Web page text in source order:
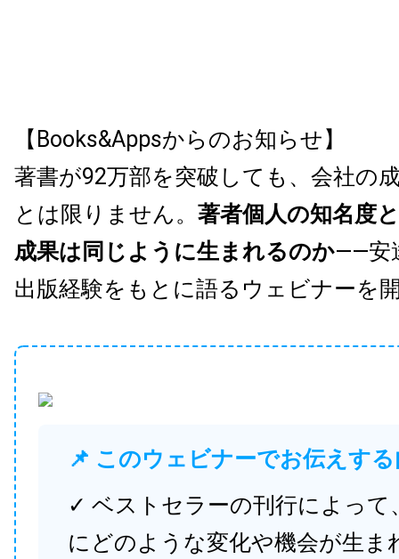
【Books&Appsからのお知らせ】
著書が92万部を突破しても、会社の
とは限りません。 著者個人の知名度
成果は同じように生まれるのか——安
出版経験をもとに語るウェビナーを
📌 このウェビナーでお伝えす
✓ ベストセラーの刊行によって
にどのような変化や機会が生ま